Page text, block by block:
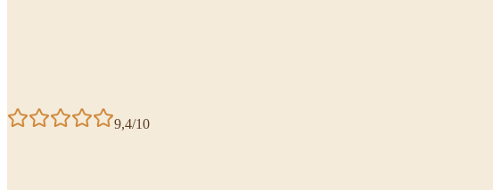
9,4/10